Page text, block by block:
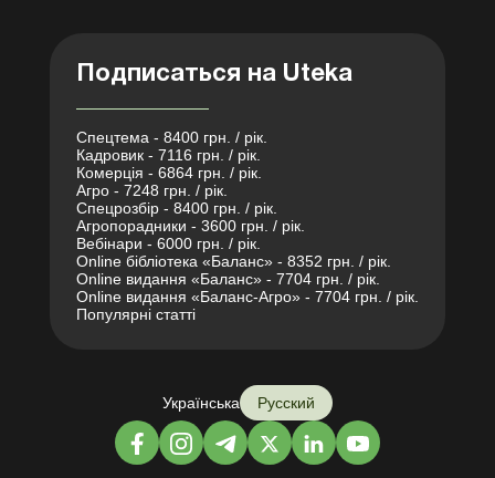
Подписаться на Uteka
Спецтема - 8400 грн. / рік.
Кадровик - 7116 грн. / рік.
Комерція - 6864 грн. / рік.
Агро - 7248 грн. / рік.
Спецрозбір - 8400 грн. / рік.
Агропорадники - 3600 грн. / рік.
Вебінари - 6000 грн. / рік.
Online бібліотека «Баланс» - 8352 грн. / рік.
Online видання «Баланс» - 7704 грн. / рік.
Online видання «Баланс-Агро» - 7704 грн. / рік.
Популярні статті
Українська Русский